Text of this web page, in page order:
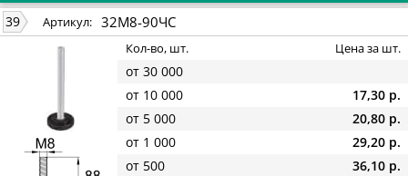
39 Артикул: 32М8-90ЧС
Кол-во, шт. Цена за шт.
от 30 000
от 10 000
17,30 р.
от 5 000
20,80 р.
от 1 000
29,20 р.
от 500
36,10 р.